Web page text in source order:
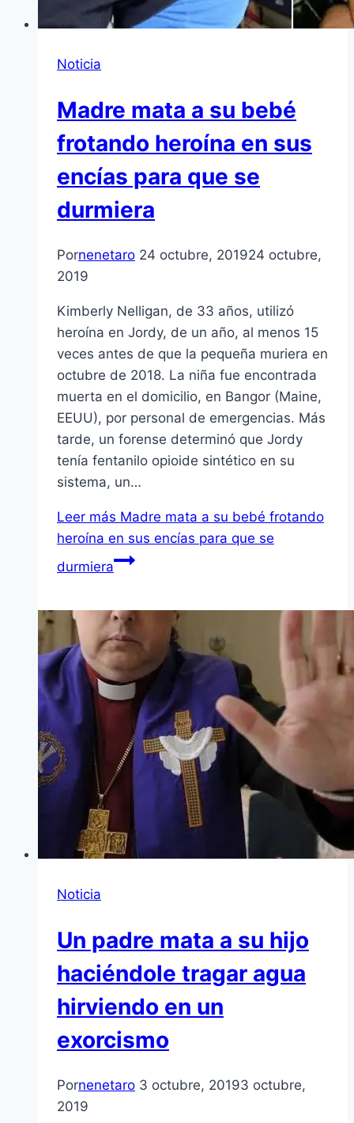
Noticia
Madre mata a su bebé
frotando heroína en sus
encías para que se
durmiera
Pornenetaro 24 octubre, 201924 octubre,
2019
Kimberly Nelligan, de 33 años, utilizó
heroína en Jordy, de un año, al menos 15
veces antes de que la pequeña muriera en
octubre de 2018. La niña fue encontrada
muerta en el domicilio, en Bangor (Maine,
EEUU), por personal de emergencias. Más
tarde, un forense determinó que Jordy
tenía fentanilo opioide sintético en su
sistema, un…
Leer más Madre mata a su bebé frotando
heroína en sus encías para que se
durmiera
Noticia
Un padre mata a su hijo
haciéndole tragar agua
hirviendo en un
exorcismo
Pornenetaro 3 octubre, 20193 octubre,
2019